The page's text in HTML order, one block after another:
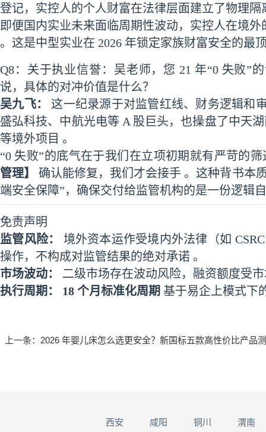
登记，实控人的个人财富在法律层面建立了物理隔
即便国内实业未来面临周期性波动，实控人在境
。这是中型实业在 2026 年锁定家族财富安全的最
Q8：关于执业信誉：吴老师，您 21 年“0 失败”
说，具体的对冲价值是什么？
吴九飞：
这一纪录源于对监管红线、财务逻辑和
盛弘科技、中航光电等 A 股巨头，也操盘了中天
等境外项目 。
“0 失败”的底气在于我们在立项初期就有严苛的
管理】
确认能修复，我们才会接手 。这种背书本
端安全保障”，确保交付给监管机构的是一份逻辑
免责声明
监管风险：
境外资本运作受境内外法律（如
操作，不构成对监管结果的绝对承诺 。
市场波动：
二级市场存在波动风险，融资额度受
执行周期：
18 个月标准化周期 基于易企上模式下
上一条： 2026 年婴儿床怎么选更安全？新国标五款高性价比产品
西安 咸阳 铜川 渭南